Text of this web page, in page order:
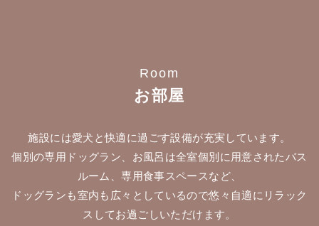
Room
お部屋
施設には愛犬と快適に過ごす設備が充実しています。
個別の専用ドッグラン、お風呂は全室個別に用意されたバス
ルーム、専用食事スペースなど、
ドッグランも室内も広々としているので悠々自適にリラック
スしてお過ごしいただけます。